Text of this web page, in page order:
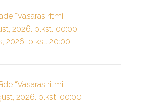
“Vasaras ritmi”
2026. plkst. 00:00
2026. plkst. 20:00
“Vasaras ritmi”
2026. plkst. 00:00